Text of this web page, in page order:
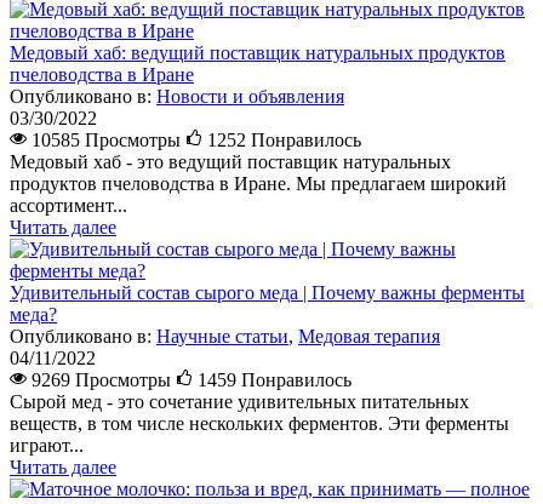
Медовый хаб: ведущий поставщик натуральных продуктов
пчеловодства в Иране
Опубликовано в: Новости и объявления
03/30/2022
10585 Просмотры
1252 Понравилось
Медовый хаб - это ведущий поставщик натуральных
продуктов пчеловодства в Иране. Мы предлагаем широкий
ассортимент...
Читать далее
Удивительный состав сырого меда | Почему важны ферменты
меда?
Опубликовано в: Научные статьи, Медовая терапия
04/11/2022
9269 Просмотры
1459 Понравилось
Сырой мед - это сочетание удивительных питательных
веществ, в том числе нескольких ферментов. Эти ферменты
играют...
Читать далее